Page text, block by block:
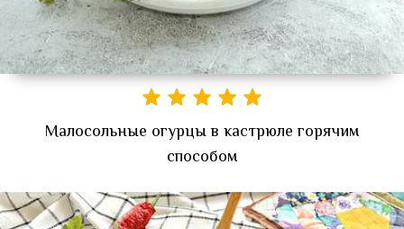
Малосольные огурцы в кастрюле горячим
способом